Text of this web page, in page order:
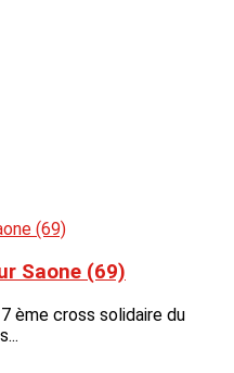
Saone (69)
ème cross solidaire du